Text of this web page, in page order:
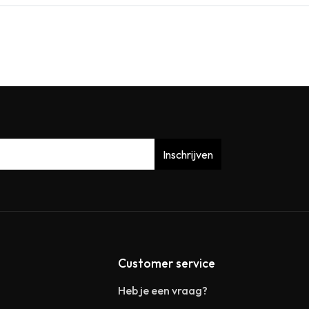
Inschrijven
Customer service
Heb je een vraag?